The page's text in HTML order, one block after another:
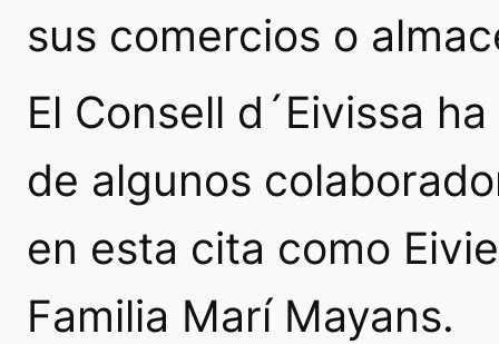
sus comercios o
El Consell d´Eivissa
de algunos
en esta cita como
Familia Marí Mayans.